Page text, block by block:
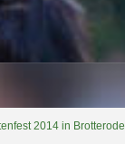
2014 in Brotterode